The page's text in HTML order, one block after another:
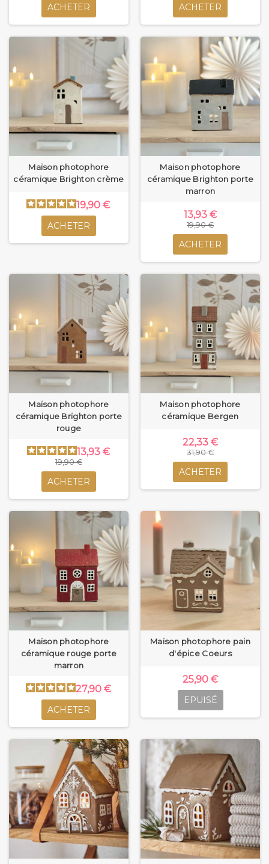
ACHETER ACHETER
Maison photophore
céramique Brighton crème
19,90 €
ACHETER
Maison photophore
céramique Brighton porte
marron
13,93 €
19,90 €
ACHETER
Maison photophore
céramique Brighton porte
rouge
13,93 €
19,90 €
ACHETER
Maison photophore
céramique Bergen
22,33 €
31,90 €
ACHETER
Maison photophore
céramique rouge porte
marron
27,90 €
ACHETER
Maison photophore pain
d'épice Coeurs
25,90 €
EPUISÉ